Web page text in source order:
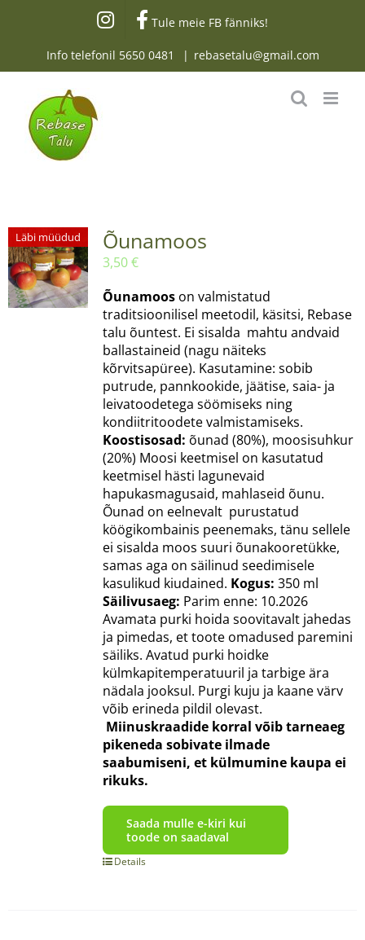
Tule meie FB fänniks!
Info telefonil 5650 0481 | rebasetalu@gmail.com
Läbi müüdud Õunamoos
3,50€
Õunamooson valmistatud
traditsioonilisel meetodil, käsitsi, Rebase
talu õuntest. Ei sisalda mahtu andvaid
ballastaineid (nagu näiteks
kõrvitsapüree). Kasutamine: sobib
putrude, pannkookide, jäätise, saia- ja
leivatoodetega söömiseks ning
kondiitritoodete valmistamiseks.
Koostisosad: õunad (80%), moosisuhkur
(20%) Moosi keetmisel on kasutatud
keetmisel hästi lagunevaid
hapukasmagusaid, mahlaseid õunu.
Õunad on eelnevalt purustatud
köögikombainis peenemaks, tänu sellele
ei sisalda moos suuri õunakooretükke,
samas aga on säilinud seedimisele
kasulikud kiudained. Kogus: 350 ml
Säilivusaeg: Parim enne: 10.2026
Avamata purki hoida soovitavalt jahedas
ja pimedas, et toote omadused paremini
säiliks. Avatud purki hoidke
külmkapitemperatuuril ja tarbige ära
nädala jooksul. Purgi kuju ja kaane värv
võib erineda pildil olevast.
Miinuskraadide korral võib tarneaeg
pikeneda sobivate ilmade
saabumiseni, et külmumine kaupa ei
rikuks.
Saada mulle e-kiri kui
toode on saadaval
Details